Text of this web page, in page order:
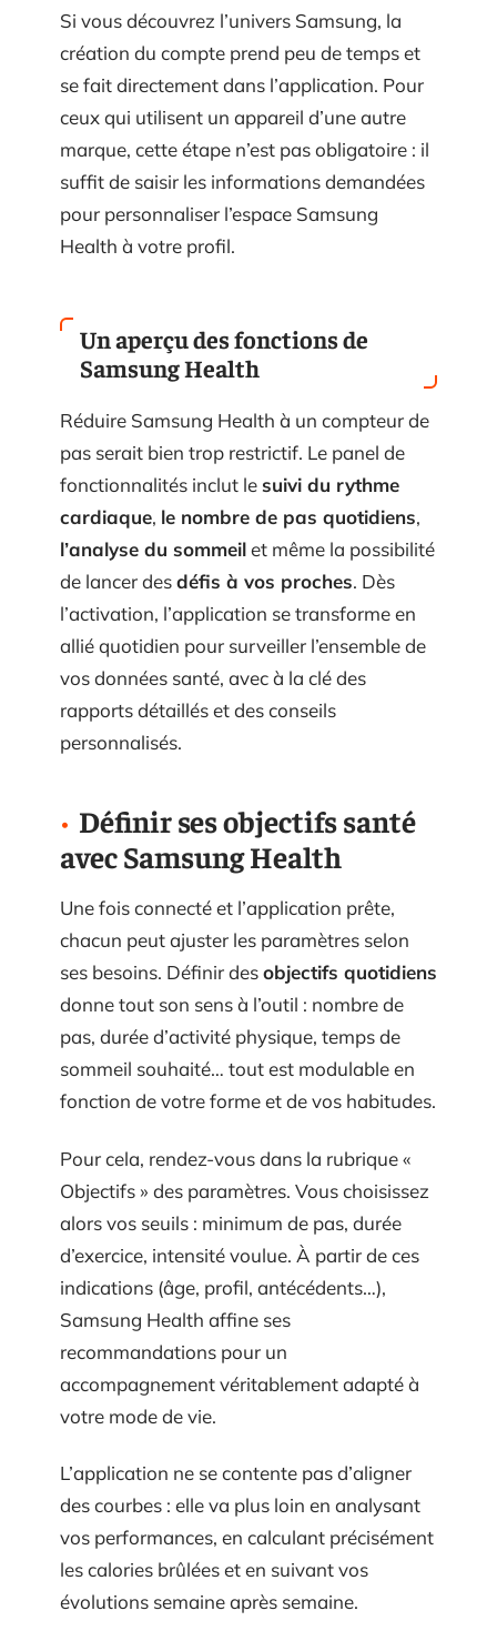
Si vous découvrez l’univers Samsung, la
création du compte prend peu de temps et
se fait directement dans l’application. Pour
ceux qui utilisent un appareil d’une autre
marque, cette étape n’est pas obligatoire : il
suffit de saisir les informations demandées
pour personnaliser l’espace Samsung
Health à votre profil.
Un aperçu des fonctions de
Samsung Health
Réduire Samsung Health à un compteur de
pas serait bien trop restrictif. Le panel de
fonctionnalités inclut lesuivi du rythme
cardiaque, le nombre de pas quotidiens,
l’analyse du sommeilet même la possibilité
de lancer desdéfis à vos proches. Dès
l’activation, l’application se transforme en
allié quotidien pour surveiller l’ensemble de
vos données santé, avec à la clé des
rapports détaillés et des conseils
personnalisés.
Définir ses objectifs santé
avec Samsung Health
Une fois connecté et l’application prête,
chacun peut ajuster les paramètres selon
ses besoins. Définir desobjectifs quotidiens
donne tout son sens à l’outil : nombre de
pas, durée d’activité physique, temps de
sommeil souhaité… tout est modulable en
fonction de votre forme et de vos habitudes.
Pour cela, rendez-vous dans la rubrique «
Objectifs » des paramètres. Vous choisissez
alors vos seuils : minimum de pas, durée
d’exercice, intensité voulue. À partir de ces
indications (âge, profil, antécédents…),
Samsung Health affine ses
recommandations pour un
accompagnement véritablement adapté à
votre mode de vie.
L’application ne se contente pas d’aligner
des courbes : elle va plus loin en analysant
vos performances, en calculant précisément
les calories brûlées et en suivant vos
évolutions semaine après semaine.